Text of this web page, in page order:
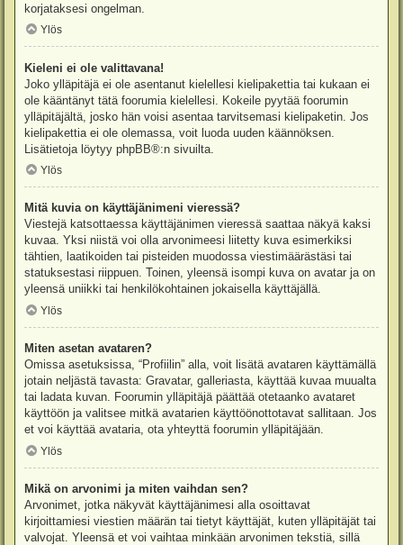
korjataksesi ongelman.
Ylös
Kieleni ei ole valittavana!
Joko ylläpitäjä ei ole asentanut kielellesi kielipakettia tai kukaan ei
ole kääntänyt tätä foorumia kielellesi. Kokeile pyytää foorumin
ylläpitäjältä, josko hän voisi asentaa tarvitsemasi kielipaketin. Jos
kielipakettia ei ole olemassa, voit luoda uuden käännöksen.
Lisätietoja löytyy phpBB®:n sivuilta.
Ylös
Mitä kuvia on käyttäjänimeni vieressä?
Viestejä katsottaessa käyttäjänimen vieressä saattaa näkyä kaksi
kuvaa. Yksi niistä voi olla arvonimeesi liitetty kuva esimerkiksi
tähtien, laatikoiden tai pisteiden muodossa viestimäärästäsi tai
statuksestasi riippuen. Toinen, yleensä isompi kuva on avatar ja on
yleensä uniikki tai henkilökohtainen jokaisella käyttäjällä.
Ylös
Miten asetan avataren?
Omissa asetuksissa, “Profiilin” alla, voit lisätä avataren käyttämällä
jotain neljästä tavasta: Gravatar, galleriasta, käyttää kuvaa muualta
tai ladata kuvan. Foorumin ylläpitäjä päättää otetaanko avataret
käyttöön ja valitsee mitkä avatarien käyttöönottotavat sallitaan. Jos
et voi käyttää avataria, ota yhteyttä foorumin ylläpitäjään.
Ylös
Mikä on arvonimi ja miten vaihdan sen?
Arvonimet, jotka näkyvät käyttäjänimesi alla osoittavat
kirjoittamiesi viestien määrän tai tietyt käyttäjät, kuten ylläpitäjät tai
valvojat. Yleensä et voi vaihtaa minkään arvonimen tekstiä, sillä